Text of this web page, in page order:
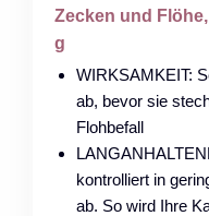
Zecken und
g
WIRKSAMKEIT:
ab, bevor sie
Flohbefall
kontrolliert in
ab. So wird Ihre